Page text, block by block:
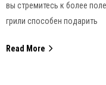
вы стремитесь к более
грили способен подарить
Read More